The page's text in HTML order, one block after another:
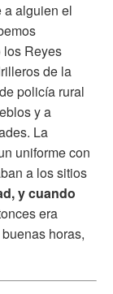
a alguien el
los Reyes
de la
policía rural
y a
La
uniforme con
a los sitios
y cuando
era
horas,